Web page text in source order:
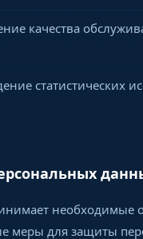
качества
статистических
необходимые
меры для защиты